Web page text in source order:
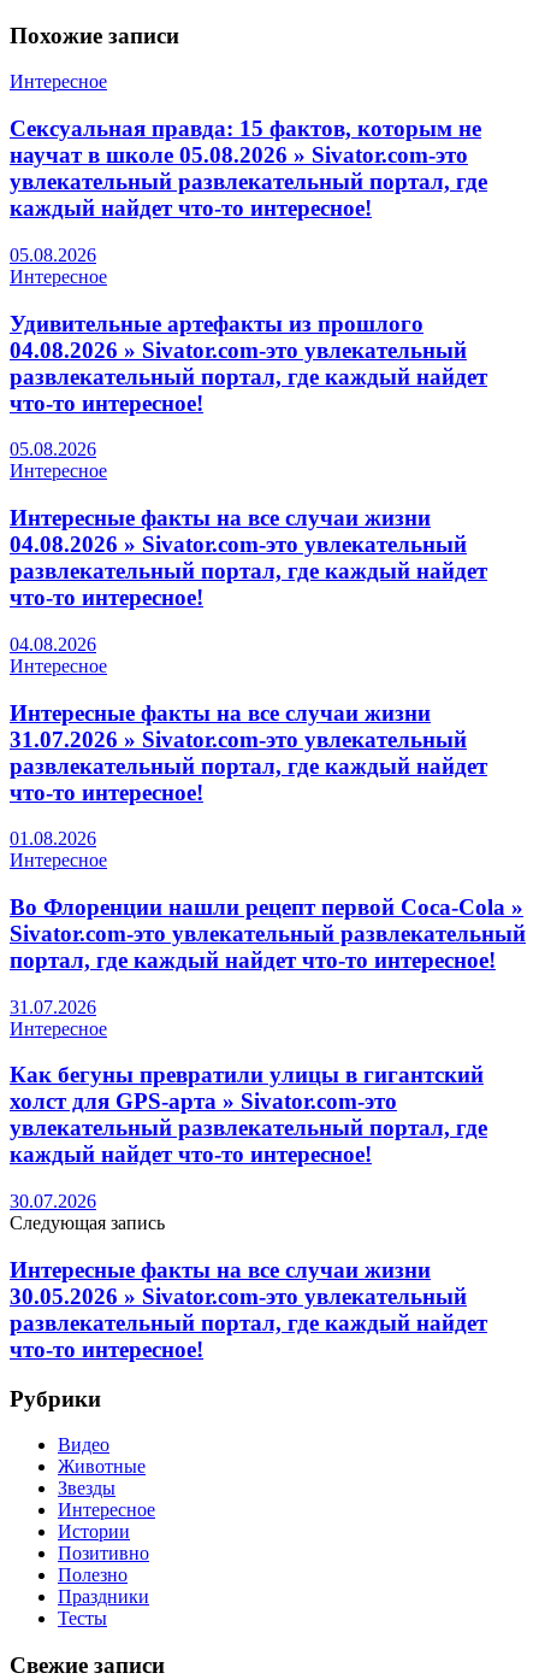
Похожие записи
Интересное
Сексуальная правда: 15 фактов, которым не
научат в школе 05.08.2026 » Sivator.com-это
увлекательный развлекательный портал, где
каждый найдет что-то интересное!
05.08.2026
Интересное
Удивительные артефакты из прошлого
04.08.2026 » Sivator.com-это увлекательный
развлекательный портал, где каждый найдет
что-то интересное!
05.08.2026
Интересное
Интересные факты на все случаи жизни
04.08.2026 » Sivator.com-это увлекательный
развлекательный портал, где каждый найдет
что-то интересное!
04.08.2026
Интересное
Интересные факты на все случаи жизни
31.07.2026 » Sivator.com-это увлекательный
развлекательный портал, где каждый найдет
что-то интересное!
01.08.2026
Интересное
Во Флоренции нашли рецепт первой Coca-Cola »
Sivator.com-это увлекательный развлекательный
портал, где каждый найдет что-то интересное!
31.07.2026
Интересное
Как бегуны превратили улицы в гигантский
холст для GPS-арта » Sivator.com-это
увлекательный развлекательный портал, где
каждый найдет что-то интересное!
30.07.2026
Следующая запись
Интересные факты на все случаи жизни
30.05.2026 » Sivator.com-это увлекательный
развлекательный портал, где каждый найдет
что-то интересное!
Рубрики
Видео
Животные
Звезды
Интересное
Истории
Позитивно
Полезно
Праздники
Тесты
Свежие записи